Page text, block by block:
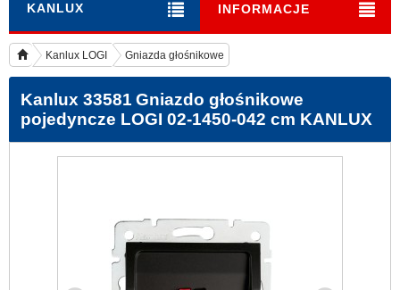
KANLUX INFORMACJE
Kanlux LOGI Gniazda głośnikowe
Kanlux 33581 Gniazdo głośnikowe
pojedyncze LOGI 02-1450-042 cm KANLUX